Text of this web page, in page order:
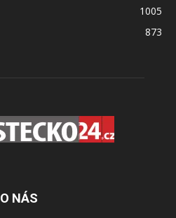
1005
873
O NÁS